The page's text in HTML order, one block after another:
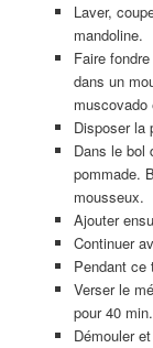
Laver,
mandoline.
Faire
dans un
Disposer la
Dans le bol
pommade.
mousseux.
Ajouter
Continuer
Pendant ce
Verser le
pour 40 min.
Démouler